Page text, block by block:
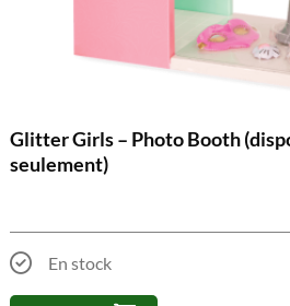
Glitter Girls – Photo Booth
seulement)
En stock